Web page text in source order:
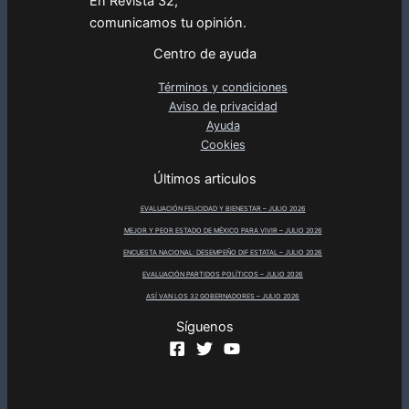
comunicamos tu opinión.
Centro de ayuda
Términos y condiciones
Aviso de privacidad
Ayuda
Cookies
Últimos articulos
EVALUACIÓN FELICIDAD Y BIENESTAR – JULIO 2026
MEJOR Y PEOR ESTADO DE MÉXICO PARA VIVIR – JULIO 2026
ENCUESTA NACIONAL: DESEMPEÑO DIF ESTATAL – JULIO 2026
EVALUACIÓN PARTIDOS POLÍTICOS – JULIO 2026
ASÍ VAN LOS 32 GOBERNADORES – JULIO 2026
Síguenos